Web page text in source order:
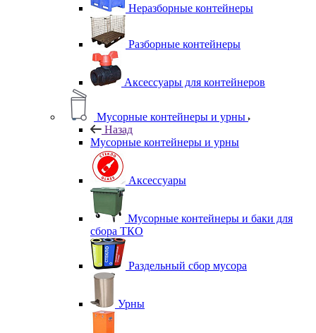
Неразборные контейнеры
Разборные контейнеры
Аксессуары для контейнеров
Мусорные контейнеры и урны
Назад
Мусорные контейнеры и урны
Аксессуары
Мусорные контейнеры и баки для
сбора ТКО
Раздельный сбор мусора
Урны